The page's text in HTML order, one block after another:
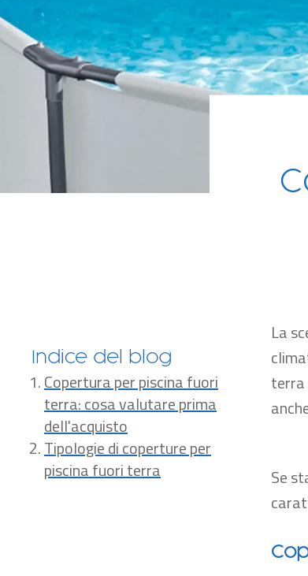
Indice del blog
Copertura per piscina fuori
terra: cosa valutare prima
dell'acquisto
Tipologie di coperture per
piscina fuori terra
La
terra
Se